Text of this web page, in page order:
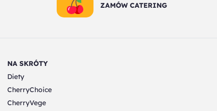
ZAMÓW CATERING
NA SKRÓTY
Diety
CherryChoice
CherryVege